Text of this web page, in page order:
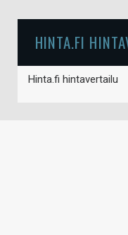
HINTA.FI
Hinta.fi hintavertailu